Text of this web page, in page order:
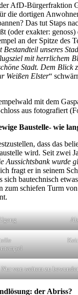
AfD-Bürgerfraktion
die dortigen
Das tut Staps
(oder exakter: genoss)
an der Spitze des
Bestandteil unseres
mit herrlichem
Stadt. Dem Blick
Weißen Elster“
mit dem
aus fotografiert
Baustelle- wie
dass das
wird. Seit zwei
Aussichtsbank wurde
fragt er in seinem
sich bautechnisch
zum schiefen Turm
Nur von weitem zu
der Abriss?